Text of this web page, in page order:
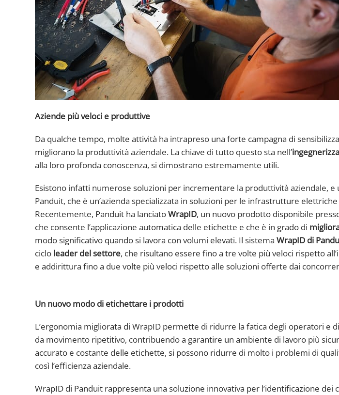
Aziende più veloci e produttive
Da qualche tempo, molte attività ha intrapreso una forte campagna di
migliorano la produttività aziendale. La chiave di tutto questo sta nell’
alla loro profonda conoscenza, si dimostrano estremamente utili.
Esistono infatti numerose soluzioni per incrementare la produttività aziendale, e
Panduit, che è un’azienda specializzata in soluzioni per le infrastrutture
Recentemente, Panduit ha lanciatoWrapID, un nuovo prodotto disponibile
che consente l’applicazione automatica delle etichette e che è in grado di
modo significativo quando si lavora con volumi elevati. Il sistema WrapID di
ciclo leader del settore, che risultano essere fino a tre volte più veloci rispetto
e addirittura fino a due volte più veloci rispetto alle soluzioni offerte dai
Un nuovo modo di etichettare i prodotti
L’ergonomia migliorata di WrapID permette di ridurre la fatica degli operatori e
da movimento ripetitivo, contribuendo a garantire un ambiente di lavoro più
accurato e costante delle etichette, si possono ridurre di molto i problemi di
così l’efficienza aziendale.
WrapID di Panduit rappresenta una soluzione innovativa per l’identificazione